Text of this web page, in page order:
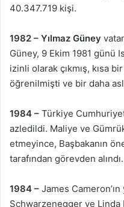
40.347.719 kişi.
1982 – Yılmaz Güney
Güney, 9 Ekim 1981 günü
izinli olarak çıkmış, kısa
öğrenilmişti ve bir daha
1984 – Türkiye
azledildi. Maliye ve
etmeyince, Başbakanın
tarafından görevden alındı.
1984 – James
Schwarzenegger ve Linda